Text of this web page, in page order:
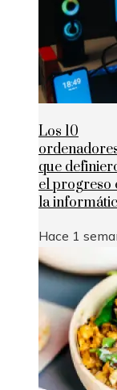
Los 10
que
el progreso
la
Hace 1